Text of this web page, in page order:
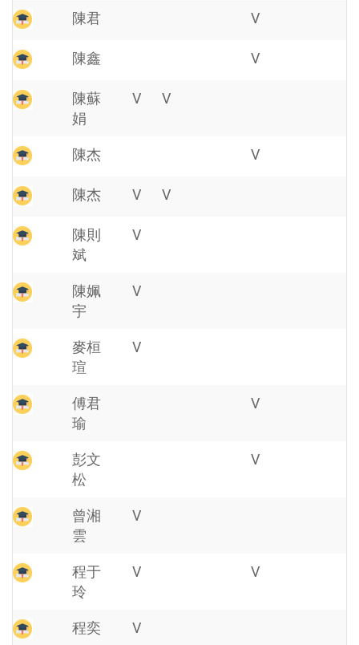
陳君 V
陳鑫 V
陳蘇
娟
V V
陳杰 V
陳杰 V V
陳則
斌
V
陳姵
宇
V
麥桓
瑄
V
傅君
瑜
V
彭文
松
V
曾湘
雲
V
程于
玲
V V
程奕 V